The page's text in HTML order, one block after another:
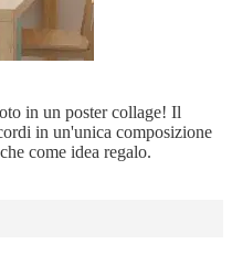
in un poster collage! Il
in un'unica composizione
come idea regalo.